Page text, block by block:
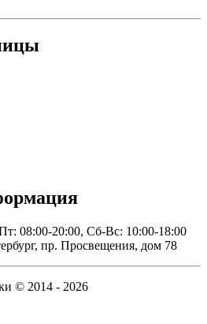
08:00-20:00, Сб-Вс: 10:00-18:00
пр. Просвещения, дом 78
© 2014 - 2026